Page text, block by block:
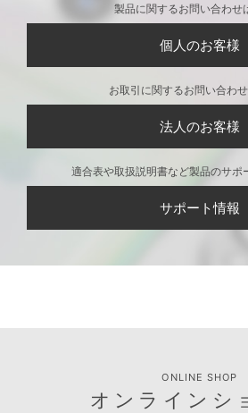
製品に関するお問い合わせ
個人のお客様
お取引に関するお問い合わ
法人のお客様
適合表や取扱説明書など製品のサポ
サポート情報
ONLINE SHOP
オンラインシ